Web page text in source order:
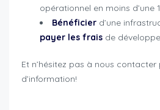
opérationnel en moins d’une
Bénéficier d’une
payer les frais de
Et n’hésitez pas à nous
d’information!